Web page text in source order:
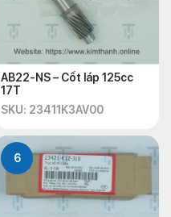
AB22-NS – Cốt láp 125cc
17T
SKU: 23411K3AV00
6